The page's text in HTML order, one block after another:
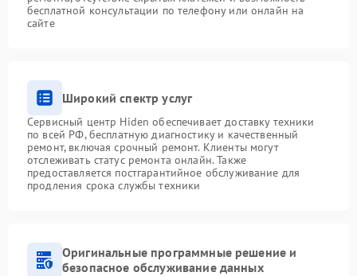
бесплатной консультации по телефону или онлайн на
сайте
Широкий спектр услуг
Сервисный центр Hiden обеспечивает доставку техники
по всей РФ, бесплатную диагностику и качественный
ремонт, включая срочный ремонт. Клиенты могут
отслеживать статус ремонта онлайн. Также
предоставляется постгарантийное обслуживание для
продления срока службы техники
Оригинальные программные решение и
безопасное обслуживание данных